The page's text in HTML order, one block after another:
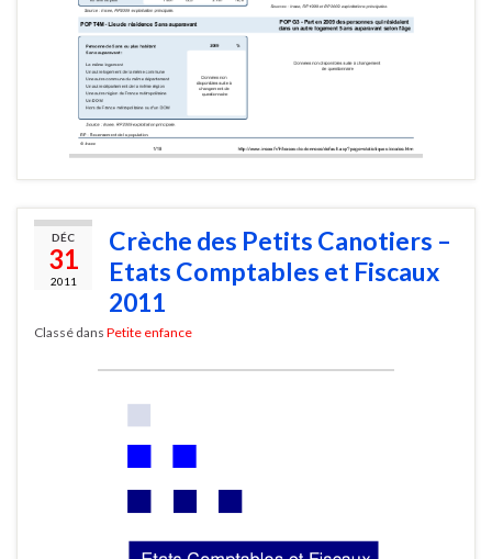
DÉC
31
2011
Crèche des Petits Canotiers –
Etats Comptables et Fiscaux
2011
Classé dans Petite enfance